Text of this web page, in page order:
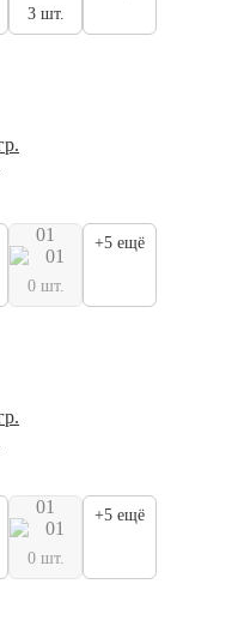
3 шт.
01
0 шт.
+5 ещё
01
0 шт.
+5 ещё